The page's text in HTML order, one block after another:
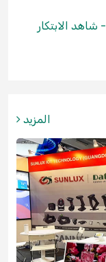
انضم إلينا في معرض كانتون 137 - شاهد الابتكار
المزيد